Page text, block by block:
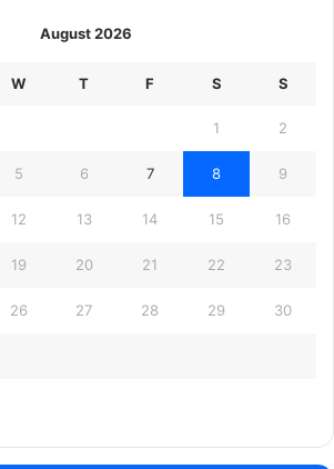
August 2026
W T F S S
1 2
5 6 7 8 9
12 13 14 15 16
19 20 21 22 23
26 27 28 29 30